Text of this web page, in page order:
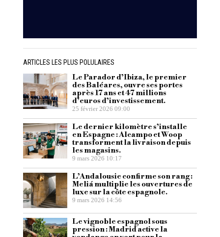
ARTICLES LES PLUS POLULAIRES
Le Parador d’Ibiza, le premier
des Baléares, ouvre ses portes
après 17 ans et 47 millions
d’euros d’investissement.
25 février 2026 09:00
Le dernier kilomètre s’installe
en Espagne : Alcampo et Woop
transforment la livraison depuis
les magasins.
9 mars 2026 10:17
L’Andalousie confirme son rang :
Meliá multiplie les ouvertures de
luxe sur la côte espagnole.
9 mars 2026 14:56
Le vignoble espagnol sous
pression : Madrid active la